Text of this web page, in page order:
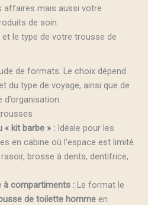
affaires mais aussi votre
de soin.
le type de votre trousse de
de formats. Le choix dépend
du type de voyage, ainsi que de
kit barbe » : Idéale pour les
en cabine où l’espace est limité.
brosse à dents, dentifrice,
à compartiments : Le format le
de toilette homme en